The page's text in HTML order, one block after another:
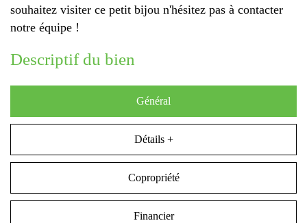
souhaitez visiter ce petit bijou n'hésitez pas à contacter
notre équipe !
descriptif du bien
Général
Détails +
Copropriété
Financier